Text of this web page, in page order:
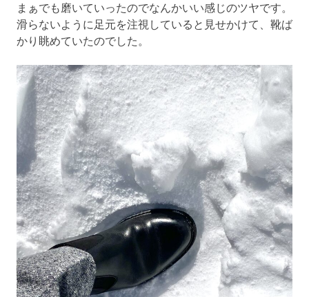
まぁでも磨いていったのでなんかいい感じのツヤです。
滑らないように足元を注視していると見せかけて、靴ば
かり眺めていたのでした。